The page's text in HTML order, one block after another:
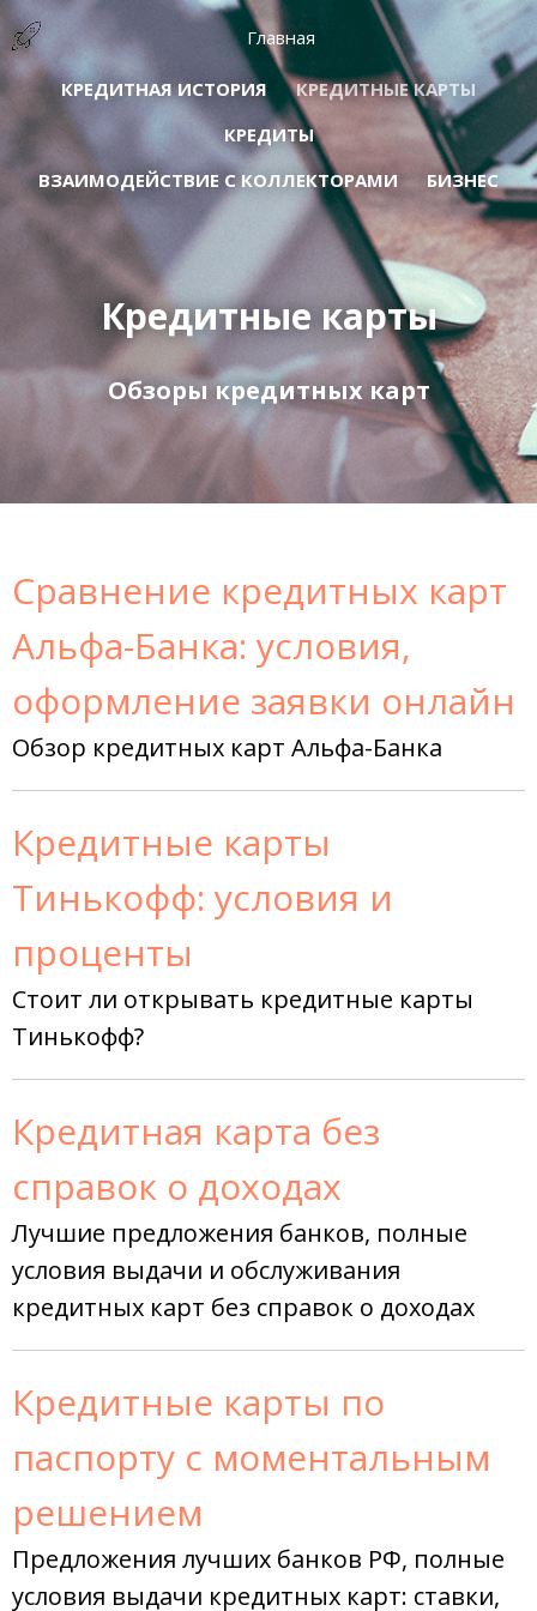
Главная
КРЕДИТНАЯ ИСТОРИЯ
КРЕДИТНЫЕ КАРТЫ
КРЕДИТЫ
ВЗАИМОДЕЙСТВИЕ С КОЛЛЕКТОРАМИ
БИЗНЕС
Кредитные карты
Обзоры кредитных карт
Сравнение кредитных карт
Альфа-Банка: условия,
оформление заявки онлайн
Обзор кредитных карт Альфа-Банка
Кредитные карты
Тинькофф: условия и
проценты
Стоит ли открывать кредитные карты
Тинькофф?
Кредитная карта без
справок о доходах
Лучшие предложения банков, полные
условия выдачи и обслуживания
кредитных карт без справок о доходах
Кредитные карты по
паспорту с моментальным
решением
Предложения лучших банков РФ, полные
условия выдачи кредитных карт: ставки,